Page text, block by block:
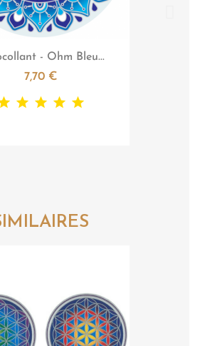
Aperçu rapide
- Ohm Bleu...
7,70 €